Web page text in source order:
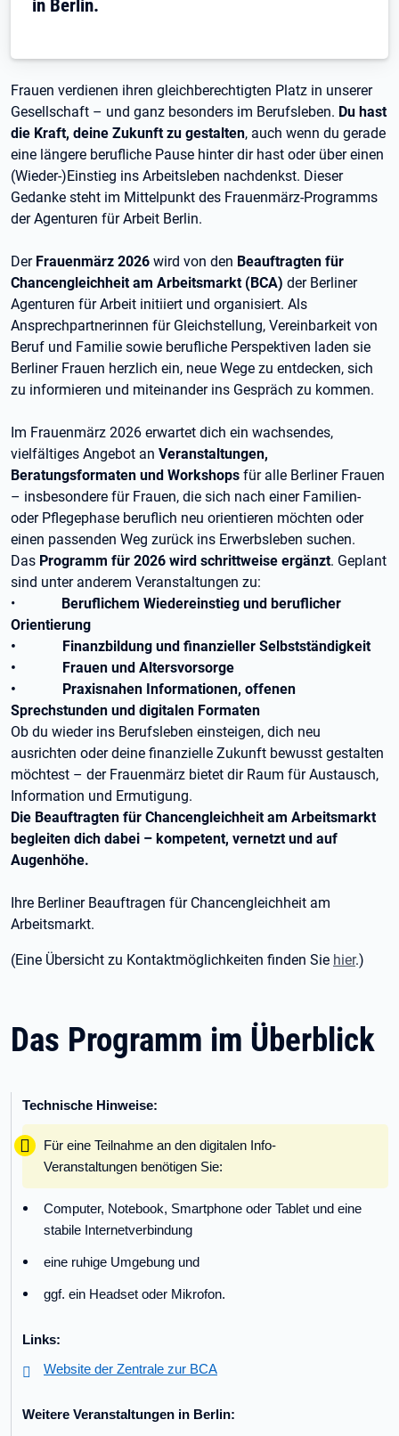
in Berlin.
Frauen verdienen ihren gleichberechtigten Platz in unserer
Gesellschaft – und ganz besonders im Berufsleben. Du hast
die Kraft, deine Zukunft zu gestalten, auch wenn du gerade
eine längere berufliche Pause hinter dir hast oder über einen
(Wieder-)Einstieg ins Arbeitsleben nachdenkst. Dieser
Gedanke steht im Mittelpunkt des Frauenmärz-Programms
der Agenturen für Arbeit Berlin.
Der Frauenmärz 2026 wird von den Beauftragten für
Chancengleichheit am Arbeitsmarkt (BCA) der Berliner
Agenturen für Arbeit initiiert und organisiert. Als
Ansprechpartnerinnen für Gleichstellung, Vereinbarkeit von
Beruf und Familie sowie berufliche Perspektiven laden sie
Berliner Frauen herzlich ein, neue Wege zu entdecken, sich
zu informieren und miteinander ins Gespräch zu kommen.
Im Frauenmärz 2026 erwartet dich ein wachsendes,
vielfältiges Angebot an Veranstaltungen,
Beratungsformaten und Workshops für alle Berliner Frauen
– insbesondere für Frauen, die sich nach einer Familien-
oder Pflegephase beruflich neu orientieren möchten oder
einen passenden Weg zurück ins Erwerbsleben suchen.
Das Programm für 2026 wird schrittweise ergänzt. Geplant
sind unter anderem Veranstaltungen zu:
•
Beruflichem Wiedereinstieg und beruflicher
Orientierung
•
Finanzbildung und finanzieller Selbstständigkeit
•
Frauen und Altersvorsorge
•
Praxisnahen Informationen, offenen
Sprechstunden und digitalen Formaten
Ob du wieder ins Berufsleben einsteigen, dich neu
ausrichten oder deine finanzielle Zukunft bewusst gestalten
möchtest – der Frauenmärz bietet dir Raum für Austausch,
Information und Ermutigung.
Die Beauftragten für Chancengleichheit am Arbeitsmarkt
begleiten dich dabei – kompetent, vernetzt und auf
Augenhöhe.
Ihre Berliner Beauftragen für Chancengleichheit am
Arbeitsmarkt.
(Eine Übersicht zu Kontaktmöglichkeiten finden Sie hier.)
Das Programm im Überblick
Technische Hinweise:
Tipp:
Für eine Teilnahme an den digitalen Info-
Veranstaltungen benötigen Sie:
Computer, Notebook, Smartphone oder Tablet und eine
stabile Internetverbindung
eine ruhige Umgebung und
ggf. ein Headset oder Mikrofon.
Links:
Website der Zentrale zur BCA
Weitere Veranstaltungen in Berlin: